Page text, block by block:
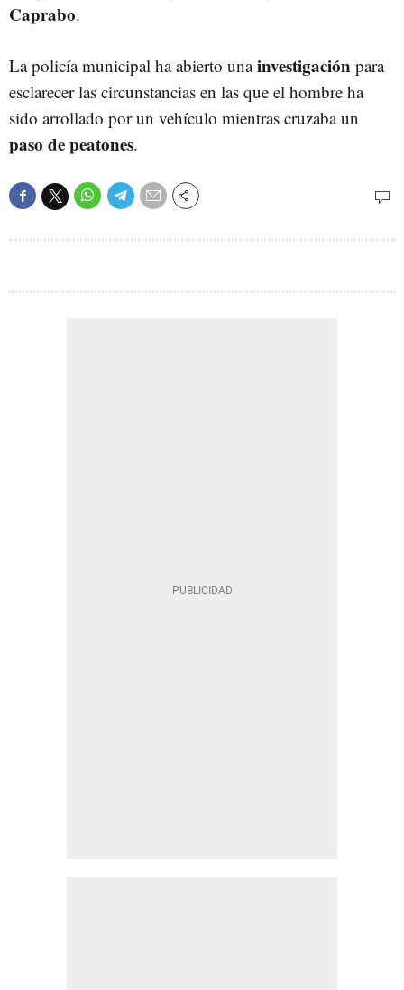
Caprabo.
La policía municipal ha abierto unainvestigación para
esclarecer las circunstancias en las que el hombre ha
sido arrollado por un vehículo mientras cruzaba un
paso de peatones.